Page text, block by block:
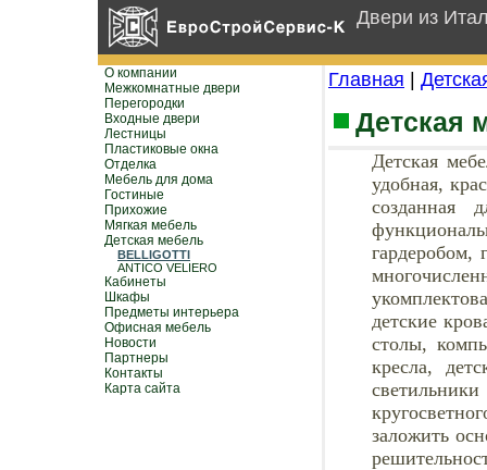
Двери из
О компании
Межкомнатные двери
Перегородки
Входные двери
Лестницы
Пластиковые окна
Отделка
Мебель для дома
Гостиные
Прихожие
Мягкая мебель
Детская мебель
BELLIGOTTI
ANTICO VELIERO
Кабинеты
Шкафы
Предметы интерьера
Офисная мебель
Новости
Партнеры
Контакты
Карта сайта
Главная
Детская
Детская
удобная,
созданная
гардеробом,
детские
столы,
кресла,
заложить